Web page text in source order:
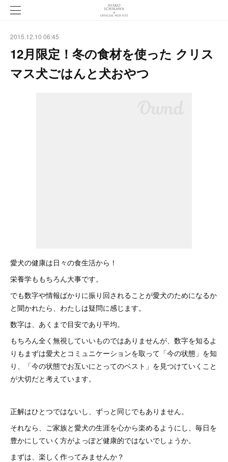
2015.12.10 06:45
12月限定！冬の食材を使った クリス
マス犬ごはんと犬おやつ
愛犬の健康は日々の食生活から！
栄養学ももちろん大事です。
でも数字や情報ばかりに振り回されることが愛犬のためになるか
と聞かれたら、わたしは疑問に感じます。
数字は、あくまで目安であり平均。
もちろん全く無視していいものではありませんが、数字を知るよ
りもまずは愛犬とコミュニケーションを取って「今の状態」を知
り、「今の状態でお互いにとってのベスト」を見つけていくこと
が大切だと考えています。
正解はひとつではないし、ずっと同じでもありません。
それなら、ご家族と愛犬の生涯を心から楽めるようにし、毎日を
豊かにしていく方がよっぽど健康的ではないでしょうか。
まずは、楽しく作ってみませんか？